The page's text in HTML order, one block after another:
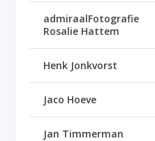
admiraalFotografie
Rosalie Hattem
Henk Jonkvorst
Jaco Hoeve
Jan Timmerman